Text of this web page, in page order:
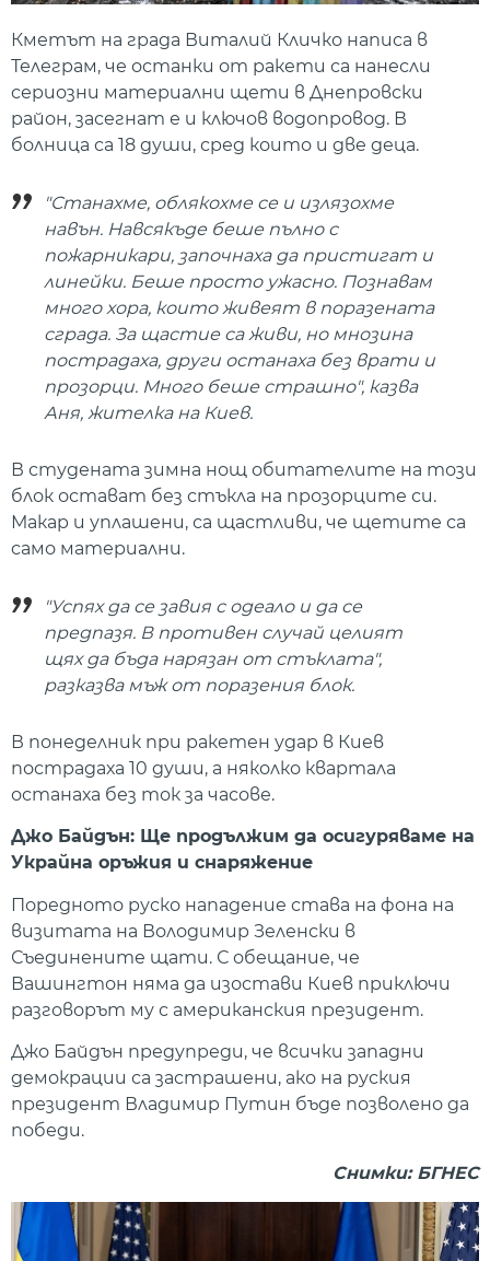
Кметът на града Виталий Кличко написа в
Телеграм, че останки от ракети са нанесли
сериозни материални щети в Днепровски
район, засегнат е и ключов водопровод. В
болница са 18 души, сред които и две деца.
"Станахме, облякохме се и излязохме
навън. Навсякъде беше пълно с
пожарникари, започнаха да пристигат и
линейки. Беше просто ужасно. Познавам
много хора, които живеят в поразената
сграда. За щастие са живи, но мнозина
пострадаха, други останаха без врати и
прозорци. Много беше страшно", казва
Аня, жителка на Киев.
В студената зимна нощ обитателите на този
блок остават без стъкла на прозорците си.
Макар и уплашени, са щастливи, че щетите са
само материални.
"Успях да се завия с одеало и да се
предпазя. В противен случай целият
щях да бъда нарязан от стъклата",
разказва мъж от поразения блок.
В понеделник при ракетен удар в Киев
пострадаха 10 души, а няколко квартала
останаха без ток за часове.
Джо Байдън: Ще продължим да осигуряваме на
Украйна оръжия и снаряжение
Поредното руско нападение става на фона на
визитата на Володимир Зеленски в
Съединените щати. С обещание, че
Вашингтон няма да изостави Киев приключи
разговорът му с американския президент.
Джо Байдън предупреди, че всички западни
демокрации са застрашени, ако на руския
президент Владимир Путин бъде позволено да
победи.
Снимки: БГНЕС